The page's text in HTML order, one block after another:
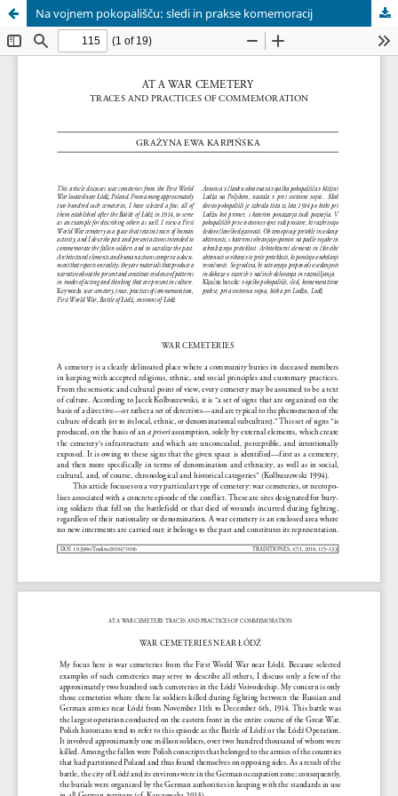
Na vojnem pokopališču: sledi in prakse komemoracij